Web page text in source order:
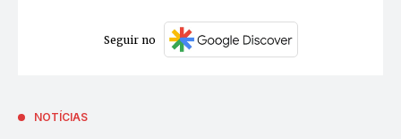
Seguir no
NOTÍCIAS